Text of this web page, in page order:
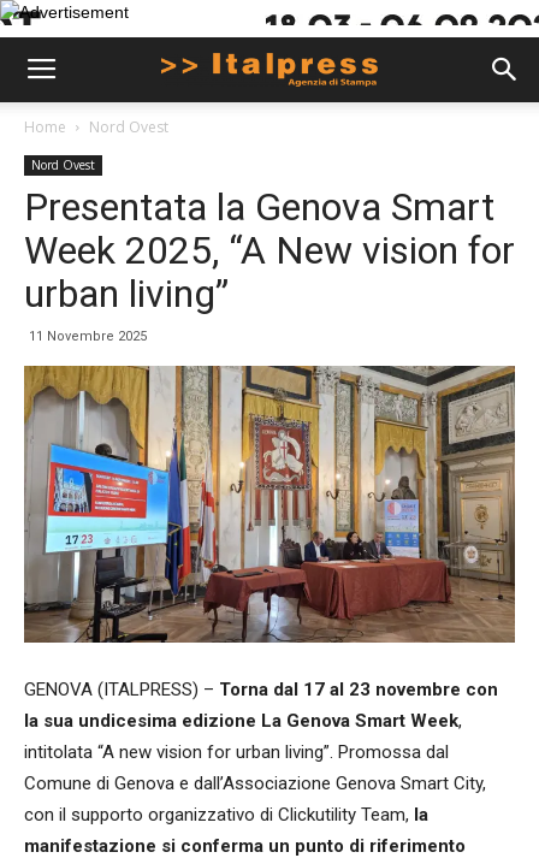
Home Nord Ovest
Nord Ovest
Presentata la Genova Smart
Week 2025, “A New vision for
urban living”
11 Novembre 2025
GENOVA (ITALPRESS) – Torna dal 17 al 23 novembre con
la sua undicesima edizione La Genova Smart Week,
intitolata “A new vision for urban living”. Promossa dal
Comune di Genova e dall’Associazione Genova Smart City,
con il supporto organizzativo di Clickutility Team, la
manifestazione si conferma un punto di riferimento